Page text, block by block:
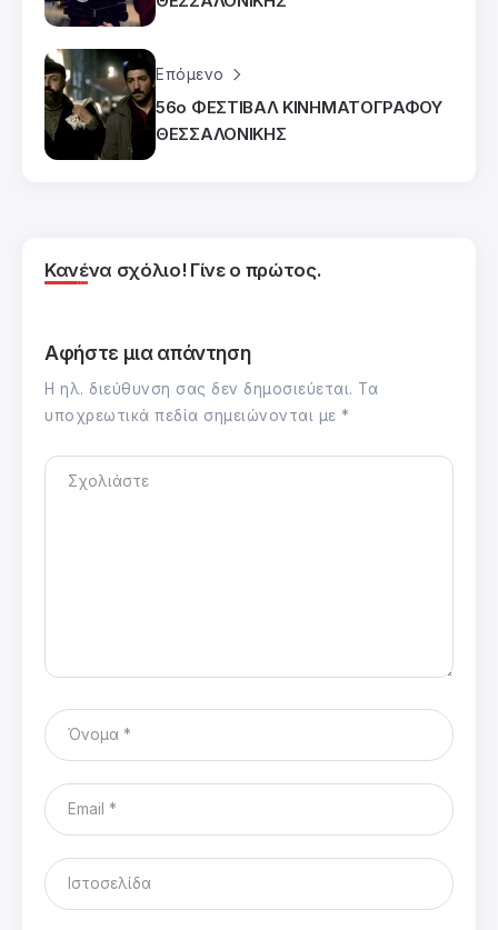
Επόμενο
56ο ΦΕΣΤΙΒΑΛ ΚΙΝΗΜΑΤΟΓΡΑΦΟΥ
ΘΕΣΣΑΛΟΝΙΚΗΣ
Κανένα σχόλιο! Γίνε ο πρώτος.
Αφήστε μια απάντηση
Η ηλ. διεύθυνση σας δεν δημοσιεύεται. Τα
υποχρεωτικά πεδία σημειώνονται με *